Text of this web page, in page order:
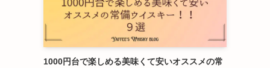
1000円台で楽しめる美味くて安いオススメの常